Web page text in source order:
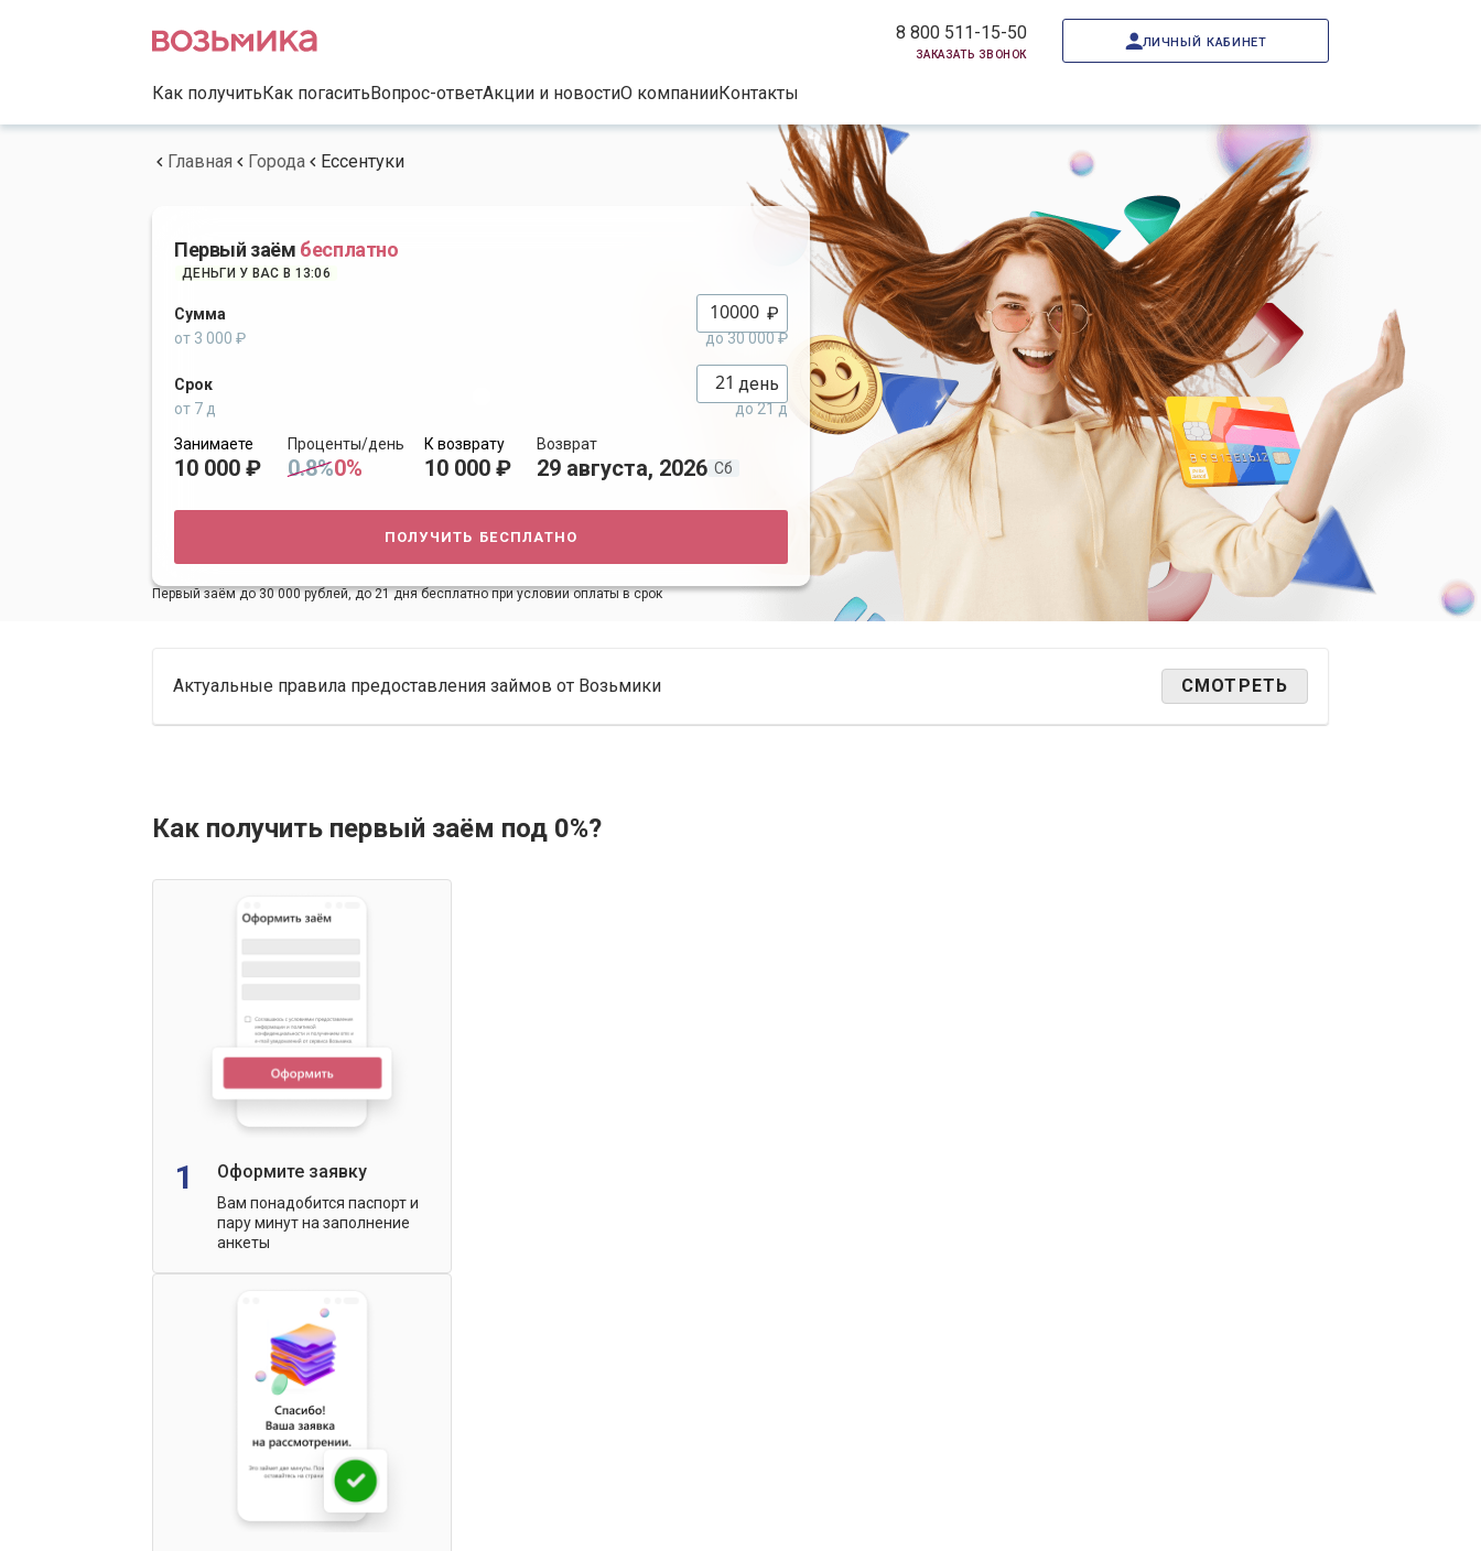
8 800 511-15-50
заказать звонок
личный кабинет
Как получитьКак погаситьВопрос-ответАкции и новостиО компанииКонтакты
Главная Города Ессентуки
Первый заём бесплатно
ДЕНЬГИ У ВАС В 13:06
Сумма ₽
от 3 000 ₽ до 30 000 ₽
Срок день
от 7 д
до 21 д
Занимаете
10 000 ₽
Проценты/день
0.8%0%
К возврату
10 000 ₽
Возврат
29 августа, 2026 Сб
получить бесплатно
Первый заём до 30 000 рублей, до 21 дня бесплатно при условии оплаты в срок
Актуальные правила предоставления займов от Возьмики СМОТРЕТЬ
Как получить первый заём под 0%?
1 Оформите заявку
Вам понадобится паспорт и
пару минут на заполнение
анкеты